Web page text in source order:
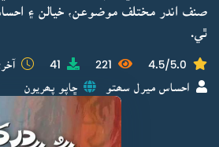
صنف اندر مختلف موضوعن، خيالن ۽
ٿي.
4.5/5.0
221
41
احساس ميرل سھتو ڇاپو پھريون